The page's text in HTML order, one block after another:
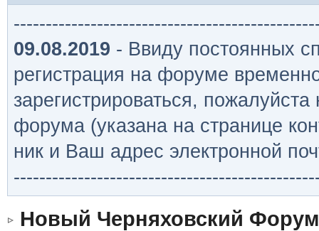
09.08.2019 - Ввиду постоянных
регистрация на форуме
зарегистрироваться,
форума (указана на странице
ник и Ваш адрес электронной
Новый Черняховский Форум